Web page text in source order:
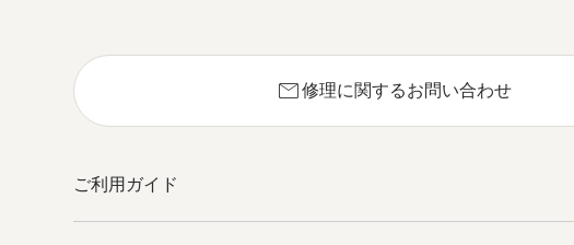
mail修理に関するお問い合わせ
ご利用ガイド